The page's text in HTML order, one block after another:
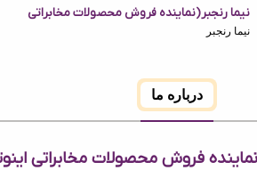
فروش محصولات مخابراتی
فروش محصولات مخابراتی اینوتی